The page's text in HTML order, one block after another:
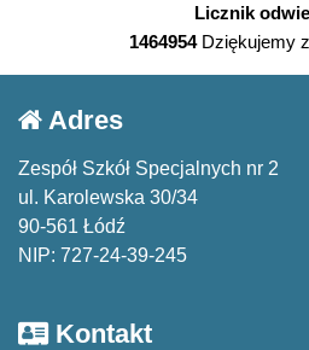
Licznik
1464954Dziękujemy
Adres
Zespół Szkół Specjalnych nr 2
ul. Karolewska 30/34
90-561 Łódź
NIP: 727-24-39-245
Kontakt